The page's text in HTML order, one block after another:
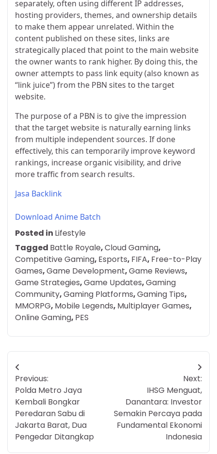
separately, often using different IP addresses,
hosting providers, themes, and ownership details
to make them appear unrelated. Within the
content published on these sites, links are
strategically placed that point to the main website
the owner wants to rank higher. By doing this, the
owner attempts to pass link equity (also known as
“link juice”) from the PBN sites to the target
website.
The purpose of a PBN is to give the impression
that the target website is naturally earning links
from multiple independent sources. If done
effectively, this can temporarily improve keyword
rankings, increase organic visibility, and drive
more traffic from search results.
Jasa Backlink
Download Anime Batch
Posted in Lifestyle
Tagged Battle Royale,Cloud Gaming,
Competitive Gaming, Esports, FIFA, Free-to-Play
Games,Game Development,Game Reviews,
Game Strategies,Game Updates,Gaming
Community,Gaming Platforms,Gaming Tips,
MMORPG, Mobile Legends, Multiplayer Games,
Online Gaming, PES
Post
navigation
Previous:
Polda Metro Jaya
Kembali Bongkar
Peredaran Sabu di
Jakarta Barat, Dua
Pengedar Ditangkap
Next:
IHSG Menguat,
Danantara: Investor
Semakin Percaya pada
Fundamental Ekonomi
Indonesia